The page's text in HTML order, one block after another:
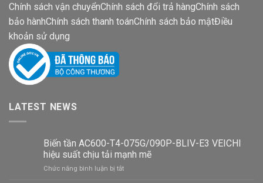
Chính sách vận chuyểnChính sách đổi trả hàngChính sách
bảo hànhChính sách thanh toánChính sách bảo mậtĐiều
khoản sử dụng
LATEST NEWS
Biến tần AC600-T4-075G/090P-BLIV-E3 VEICHI
hiệu suất chịu tải mạnh mẽ
Chức năng bình luận bị tắtở